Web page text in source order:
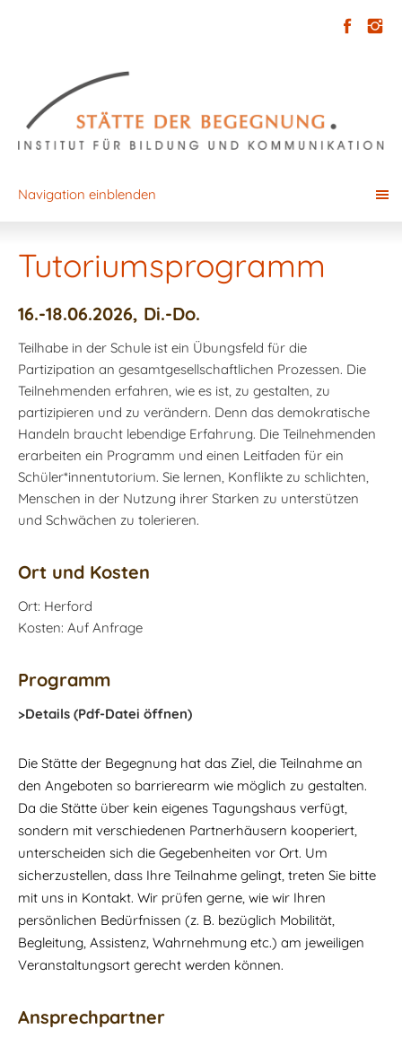
Navigation einblenden
Tutoriumsprogramm
16.-18.06.2026, Di.-Do.
Teilhabe in der Schule ist ein Übungsfeld für die
Partizipation an gesamtgesellschaftlichen Prozessen. Die
Teilnehmenden erfahren, wie es ist, zu gestalten, zu
partizipieren und zu verändern. Denn das demokratische
Handeln braucht lebendige Erfahrung. Die Teilnehmenden
erarbeiten ein Programm und einen Leitfaden für ein
Schüler*innentutorium. Sie lernen, Konflikte zu schlichten,
Menschen in der Nutzung ihrer Starken zu unterstützen
und Schwächen zu tolerieren.
Ort und Kosten
Ort: Herford
Kosten: Auf Anfrage
Programm
>Details (Pdf-Datei öffnen)
Die Stätte der Begegnung hat das Ziel, die Teilnahme an
den Angeboten so barrierearm wie möglich zu gestalten.
Da die Stätte über kein eigenes Tagungshaus verfügt,
sondern mit verschiedenen Partnerhäusern kooperiert,
unterscheiden sich die Gegebenheiten vor Ort. Um
sicherzustellen, dass Ihre Teilnahme gelingt, treten Sie bitte
mit uns in Kontakt. Wir prüfen gerne, wie wir Ihren
persönlichen Bedürfnissen (z. B. bezüglich Mobilität,
Begleitung, Assistenz, Wahrnehmung etc.) am jeweiligen
Veranstaltungsort gerecht werden können.
Ansprechpartner